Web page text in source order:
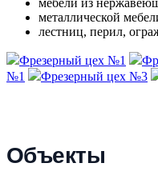
металлической
лестниц, перил,
Фрезерный цех №1
№1
Фрезерный цех №3
Объекты